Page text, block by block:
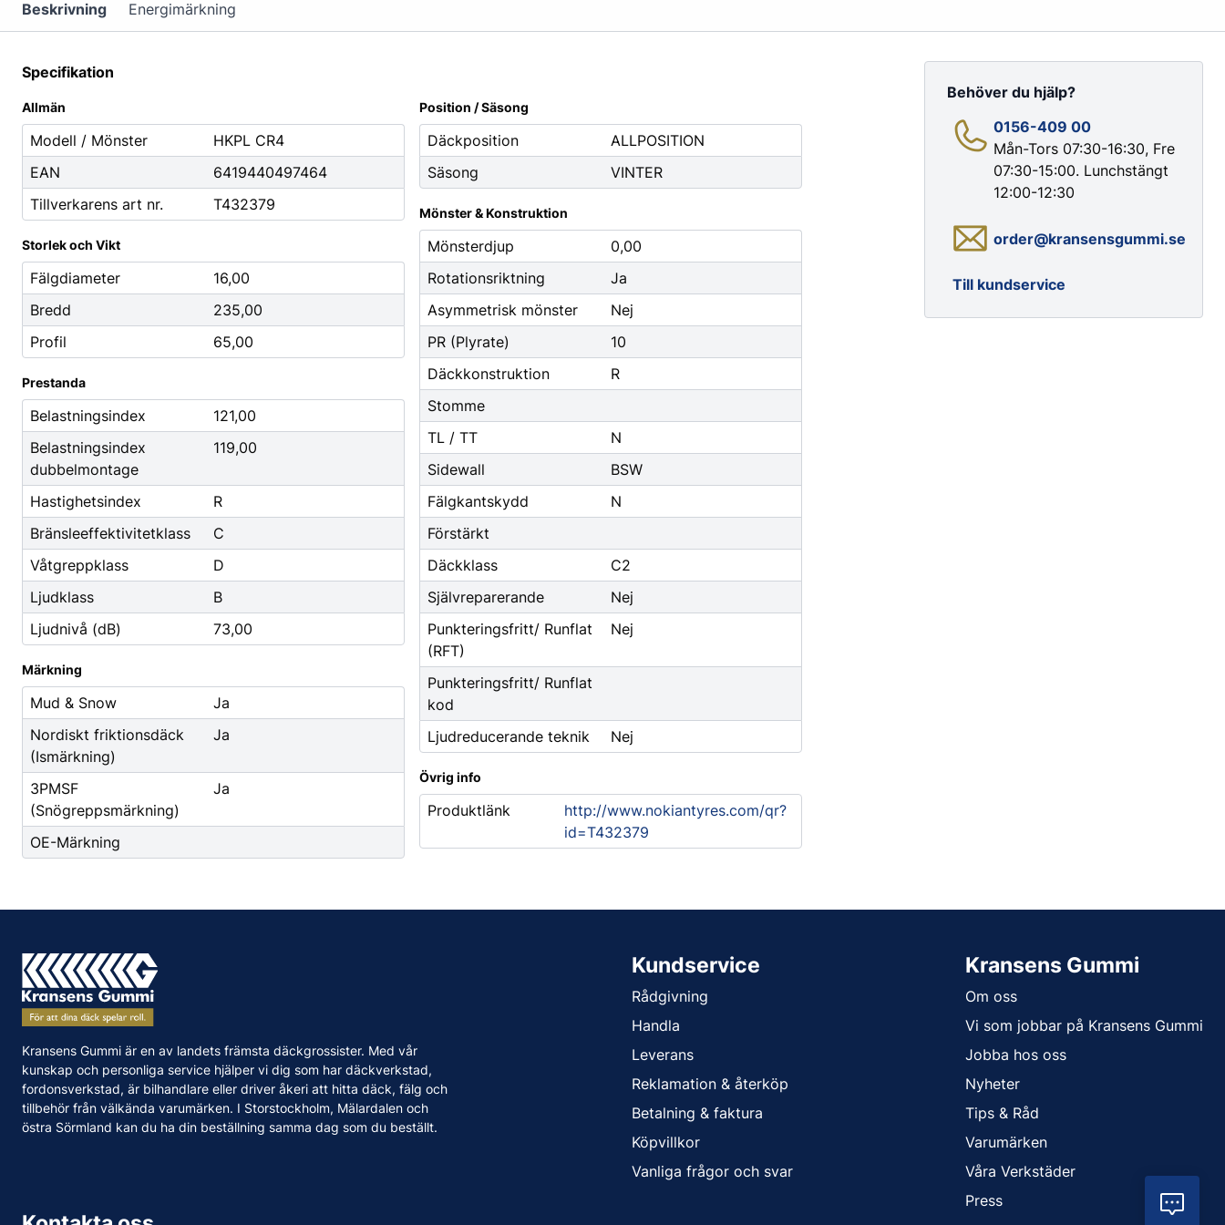
Nipplar
Stålborstar
Smörjfett
Städ, Hygien & Kontor
Avfallshantering
Papper
Pennor
Däcketiketter
Tejp
Batterier
Fordonsbatterier
Småbatterier
Startbooster
Fordonstillbehör
Vinter
Fritid
Fordonsbelysning
Torkarblad
Färg & Rostskydd
Godis & Dryck
Beskrivning Energimärkning
Specifikation
Allmän
Modell / Mönster
HKPL CR4
EAN
6419440497464
Tillverkarens art nr.
T432379
Storlek och Vikt
Fälgdiameter
16,00
Bredd
235,00
Profil
65,00
Prestanda
Belastningsindex
121,00
Belastningsindex
dubbelmontage
119,00
Hastighetsindex
R
Bränsleeffektivitetklass
C
Våtgreppklass
D
Ljudklass
B
Ljudnivå (dB)
73,00
Märkning
Mud & Snow
Ja
Nordiskt friktionsdäck
(Ismärkning)
Ja
3PMSF
(Snögreppsmärkning)
Ja
OE-Märkning
Position / Säsong
Däckposition
ALLPOSITION
Säsong
VINTER
Mönster & Konstruktion
Mönsterdjup
0,00
Rotationsriktning
Ja
Asymmetrisk mönster
Nej
PR (Plyrate)
10
Däckkonstruktion
R
Stomme
TL / TT
N
Sidewall
BSW
Fälgkantskydd
N
Förstärkt
Däckklass
C2
Självreparerande
Nej
Punkteringsfritt/ Runflat
(RFT)
Nej
Punkteringsfritt/ Runflat
kod
Ljudreducerande teknik
Nej
Övrig info
Produktlänk
http://www.nokiantyres.com/qr?
id=T432379
Behöver du hjälp?
0156-409 00
Mån-Tors 07:30-16:30, Fre
07:30-15:00. Lunchstängt
12:00-12:30
order@kransensgummi.se
Till kundservice
Kransens Gummi är en av landets främsta däckgrossister. Med vår
kunskap och personliga service hjälper vi dig som har däckverkstad,
fordonsverkstad, är bilhandlare eller driver åkeri att hitta däck, fälg och
tillbehör från välkända varumärken. I Storstockholm, Mälardalen och
östra Sörmland kan du ha din beställning samma dag som du beställt.
Kundservice
Rådgivning
Handla
Leverans
Reklamation & återköp
Betalning & faktura
Köpvillkor
Vanliga frågor och svar
Kransens Gummi
Om oss
Vi som jobbar på Kransens Gummi
Jobba hos oss
Nyheter
Tips & Råd
Varumärken
Våra Verkstäder
Press